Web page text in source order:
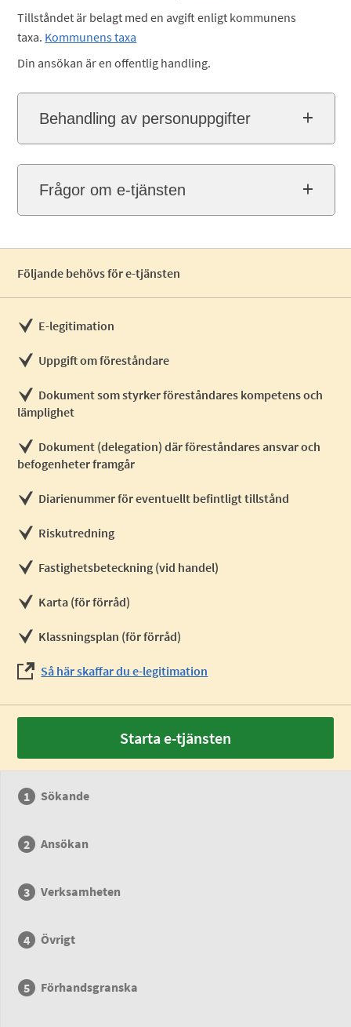
Tillståndet är belagt med en avgift enligt kommunens
taxa. Kommunens taxa
Din ansökan är en offentlig handling.
Behandling av personuppgifter
Frågor om e-tjänsten
Följande behövs för e-tjänsten
E-legitimation
Uppgift om föreståndare
Dokument som styrker föreståndares kompetens och
lämplighet
Dokument (delegation) där föreståndares ansvar och
befogenheter framgår
Diarienummer för eventuellt befintligt tillstånd
Riskutredning
Fastighetsbeteckning (vid handel)
Karta (för förråd)
Klassningsplan (för förråd)
Så här skaffar du e-legitimation
Starta e-tjänsten
Sökande
Ansökan
Verksamheten
Övrigt
Förhandsgranska